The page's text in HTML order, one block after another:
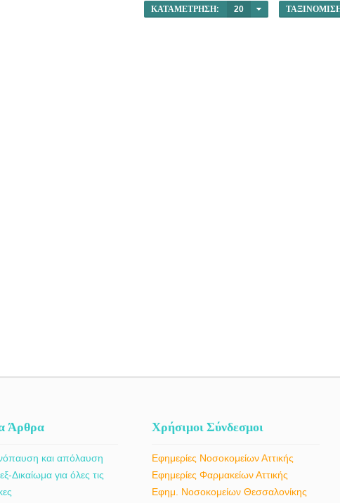
ΚΑΤΑΜΈΤΡΗΣΗ: 20
Άρθρα
και απόλαυση
Δικαίωμα για όλες τις
Χρήσιμοι Σύνδεσμοι
Εφημερίες Νοσοκομείων Αττικής
Εφημερίες Φαρμακείων Αττικής
Εφημ. Νοσοκομείων Θεσσαλονίκης